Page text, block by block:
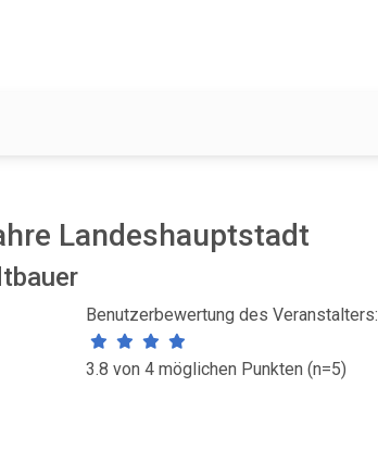
Landeshauptstadt
Benutzerbewertung des Veranstalters:
3.8 von 4 möglichen Punkten (n=5)